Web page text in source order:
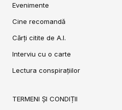
Evenimente
Cine recomandă
Cărți citite de A.I.
Interviu cu o carte
Lectura conspirațiilor
TERMENI ȘI CONDIȚII